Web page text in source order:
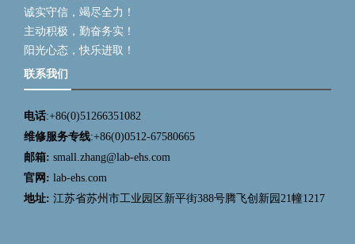
诚实守信，竭尽全力！
主动积极，勤奋务实！
阳光心态，快乐进取！
联系我们
电话:+86(0)51266351082
维修服务专线:+86(0)0512-67580665
邮箱: small.zhang@lab-ehs.com
官网: lab-ehs.com
地址: 江苏省苏州市工业园区新平街388号腾飞创新园21幢1217